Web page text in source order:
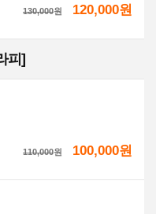
130,000원 120,000원
피]
110,000원 100,000원